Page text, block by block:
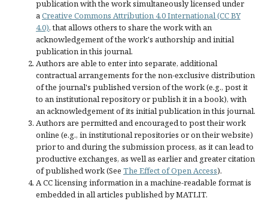
publication with the work simultaneously licensed under
aCreative Commons Attribution 4.0 International (CC BY
4.0), that allows others to share the work with an
acknowledgement of the work's authorship and initial
publication in this journal.
Authors are able to enter into separate, additional
contractual arrangements for the non-exclusive distribution
of the journal's published version of the work (e.g., post it
to an institutional repository or publish it in a book), with
an acknowledgement of its initial publication in this journal.
Authors are permitted and encouraged to post their work
online (e.g., in institutional repositories or on their website)
prior to and during the submission process, as it can lead to
productive exchanges, as well as earlier and greater citation
of published work (See The Effect of Open Access).
A CC licensing information in a machine-readable format is
embedded in all articles published by MATLIT.